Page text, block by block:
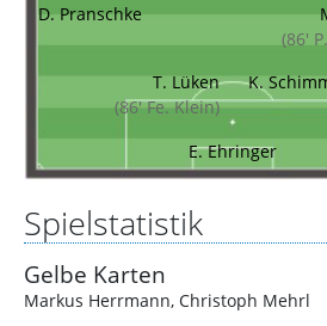
D. Pranschke
(86'
T. Lüken
(86' Fe. Klein)
K.
E. Ehringer
Spielstatistik
Gelbe Karten
Markus Herrmann, Christoph Mehrl